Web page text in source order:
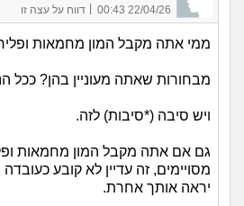
22/04/26 00:43
| דווח על עצה זו
ממי אתה מקבל המון מחמאות
מבחורות שאתה מעוניין בהן? ככל
ויש סיבה (*סיבות) לזה.
גם אם אתה מקבל המון מחמאות
מסויימים, זה עדיין לא קובע
יראה אותך אחרת.